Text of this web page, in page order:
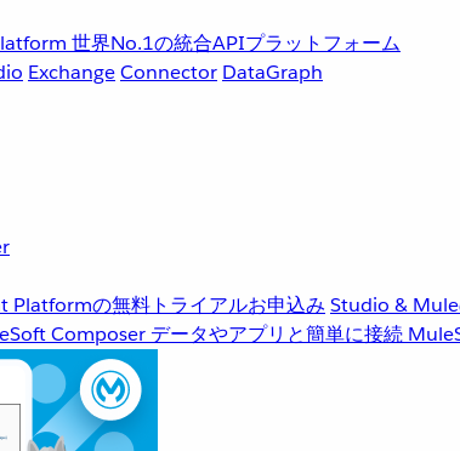
世界No.1の統合APIプラットフォーム
ExchangeConnector DataGraph
Platformの無料トライアルお申込み Studio &
Composer データやアプリと簡単に接続